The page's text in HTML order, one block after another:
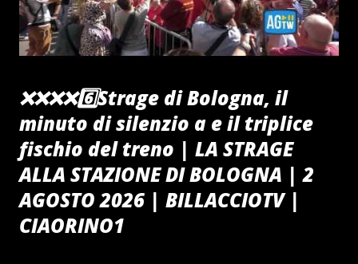
❌️❌️❌️❌️6️⃣Strage di Bologna, il
minuto di silenzio a e il triplice
fischio del treno | LA STRAGE
ALLA STAZIONE DI BOLOGNA | 2
AGOSTO 2026 | BILLACCIOTV |
CIAORINO1